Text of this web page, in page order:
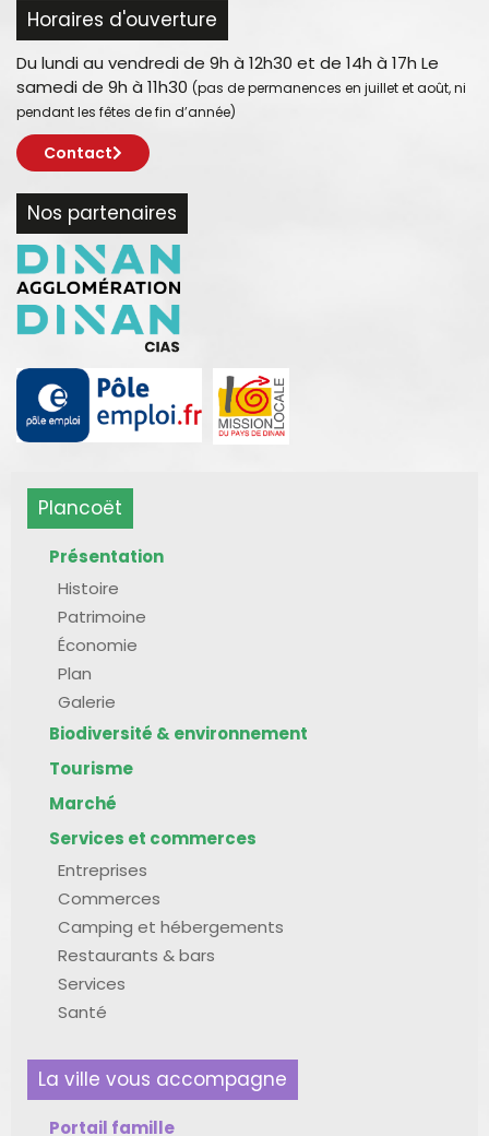
Horaires d'ouverture
Du lundi au vendredi de 9h à 12h30 et de 14h à 17h Le
samedi de 9h à 11h30 (pas de permanences en juillet et août, ni
pendant les fêtes de fin d’année)
Contact
Nos partenaires
Plancoët
Présentation
Histoire
Patrimoine
Économie
Plan
Galerie
Biodiversité & environnement
Tourisme
Marché
Services et commerces
Entreprises
Commerces
Camping et hébergements
Restaurants & bars
Services
Santé
La ville vous accompagne
Portail famille